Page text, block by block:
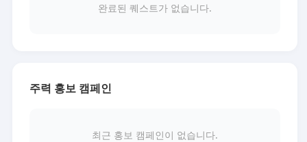
완료된 퀘스트가 없습니다.
주력 홍보 캠페인
최근 홍보 캠페인이 없습니다.